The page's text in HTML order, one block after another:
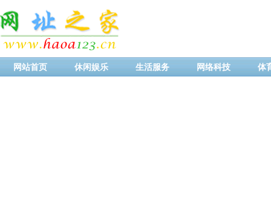
网站首页 休闲娱乐 生活服务 网络科技 体